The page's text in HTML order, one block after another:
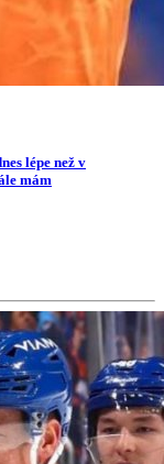
lépe než v
mám